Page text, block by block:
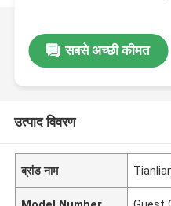
सबसे अच्छी कीमत
उत्पाद विवरण
ब्रांड नाम